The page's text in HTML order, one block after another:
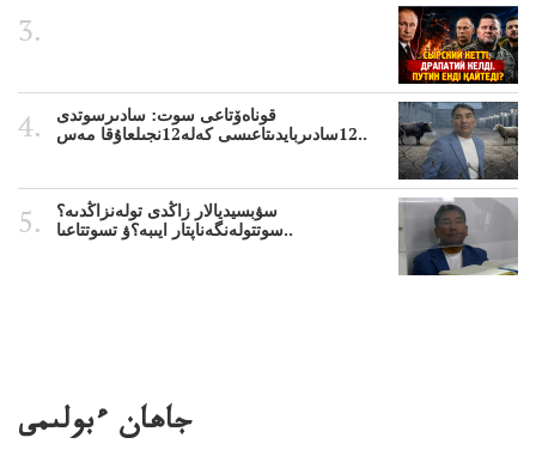
قوناەۆتاعى سوت: سادىرسوتدى
12سادىربايدىتاعىسى كەلە12نجىلعاۇقا مەس..
سۋبسيديالار زاڭدى تولەنزاڭدىە؟
سوتتولەنگەناپتار ايىبە؟ۋ تسوتتاعىا..
جاھان ءبولىمى